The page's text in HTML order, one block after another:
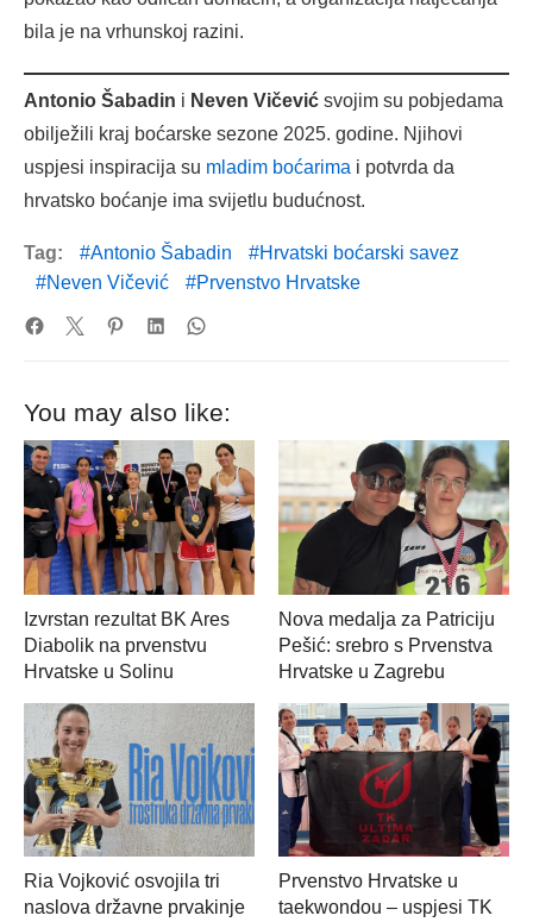
bila je na vrhunskoj razini.
Antonio Šabadin i Neven Vičević svojim su pobjedama
obilježili kraj boćarske sezone 2025. godine. Njihovi
uspjesi inspiracija su mladim boćarima i potvrda da
hrvatsko boćanje ima svijetlu budućnost.
Tag: Antonio Šabadin
Hrvatski boćarski savez
Neven Vičević
Prvenstvo Hrvatske
You may also like:
Izvrstan rezultat BK Ares
Diabolik na prvenstvu
Hrvatske u Solinu
Nova medalja za Patriciju
Pešić: srebro s Prvenstva
Hrvatske u Zagrebu
Ria Vojković osvojila tri
naslova državne prvakinje
Prvenstvo Hrvatske u
taekwondou – uspjesi TK